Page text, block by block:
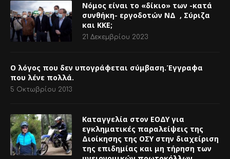
Νόμος είναι το «δίκιο» των -κατά
συνθήκη- εργοδοτών ΝΔ , Σύριζα
και ΚΚΕ;
21 Δεκεμβρίου 2023
Ο λόγος που δεν υπογράφεται σύμβαση.Έγγραφα
που λένε πολλά.
5 Οκτωβρίου 2013
Καταγγελία στον ΕΟΔΥ για
εγκληματικές παραλείψεις της
Διοίκησης της ΟΣΥ στην διαχείριση
της επιδημίας και μη τήρηση των